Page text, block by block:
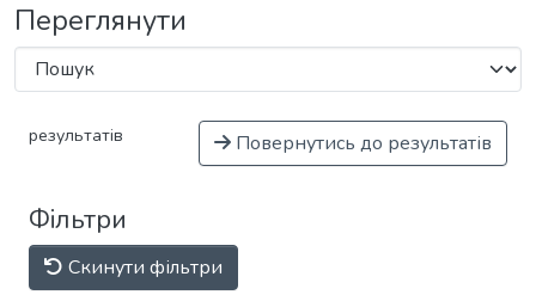
Переглянути
результатів Повернутись до результатів
Фільтри
Скинути фільтри